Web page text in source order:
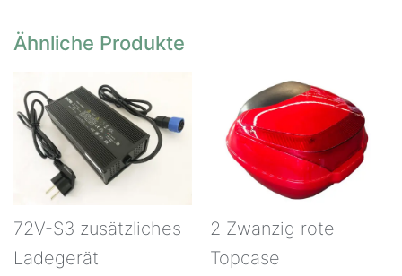
Ähnliche Produkte
72V-S3 zusätzliches
Ladegerät
2 Zwanzig rote
Topcase